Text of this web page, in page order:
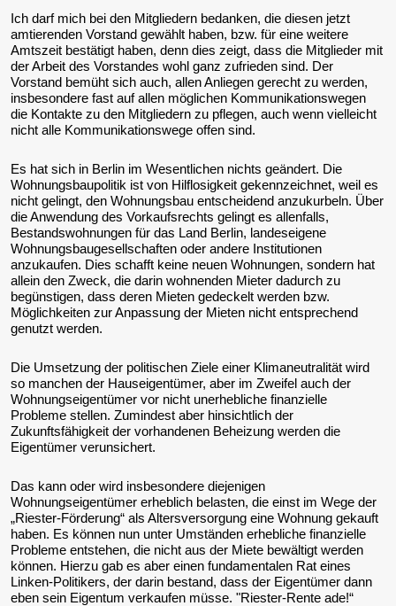
Ich darf mich bei den Mitgliedern bedanken, die diesen jetzt
amtierenden Vorstand gewählt haben, bzw. für eine weitere
Amtszeit bestätigt haben, denn dies zeigt, dass die Mitglieder mit
der Arbeit des Vorstandes wohl ganz zufrieden sind. Der
Vorstand bemüht sich auch, allen Anliegen gerecht zu werden,
insbesondere fast auf allen möglichen Kommunikationswegen
die Kontakte zu den Mitgliedern zu pflegen, auch wenn vielleicht
nicht alle Kommunikationswege offen sind.
Es hat sich in Berlin im Wesentlichen nichts geändert. Die
Wohnungsbaupolitik ist von Hilflosigkeit gekennzeichnet, weil es
nicht gelingt, den Wohnungsbau entscheidend anzukurbeln. Über
die Anwendung des Vorkaufsrechts gelingt es allenfalls,
Bestandswohnungen für das Land Berlin, landeseigene
Wohnungsbaugesellschaften oder andere Institutionen
anzukaufen. Dies schafft keine neuen Wohnungen, sondern hat
allein den Zweck, die darin wohnenden Mieter dadurch zu
begünstigen, dass deren Mieten gedeckelt werden bzw.
Möglichkeiten zur Anpassung der Mieten nicht entsprechend
genutzt werden.
Die Umsetzung der politischen Ziele einer Klimaneutralität wird
so manchen der Hauseigentümer, aber im Zweifel auch der
Wohnungseigentümer vor nicht unerhebliche finanzielle
Probleme stellen. Zumindest aber hinsichtlich der
Zukunftsfähigkeit der vorhandenen Beheizung werden die
Eigentümer verunsichert.
Das kann oder wird insbesondere diejenigen
Wohnungseigentümer erheblich belasten, die einst im Wege der
„Riester-Förderung“ als Altersversorgung eine Wohnung gekauft
haben. Es können nun unter Umständen erhebliche finanzielle
Probleme entstehen, die nicht aus der Miete bewältigt werden
können. Hierzu gab es aber einen fundamentalen Rat eines
Linken-Politikers, der darin bestand, dass der Eigentümer dann
eben sein Eigentum verkaufen müsse. "Riester-Rente ade!“